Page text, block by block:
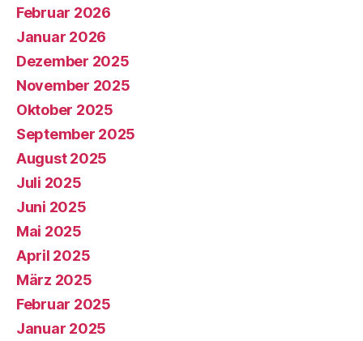
Februar 2026
Januar 2026
Dezember 2025
November 2025
Oktober 2025
September 2025
August 2025
Juli 2025
Juni 2025
Mai 2025
April 2025
März 2025
Februar 2025
Januar 2025